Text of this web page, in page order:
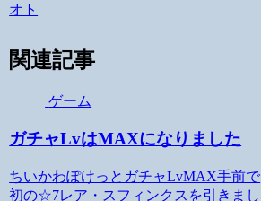
オト
関連記事
ゲーム
ガチャLvはMAXになりました
ちいかわぽけっとガチャLvMAX手前で
初の☆7レア・スフィンクスを引きまし